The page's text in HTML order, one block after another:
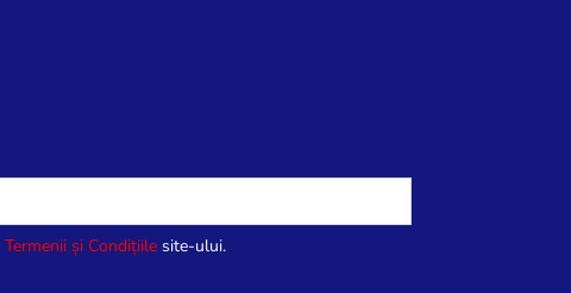
Termenii și Condițiile site-ului.